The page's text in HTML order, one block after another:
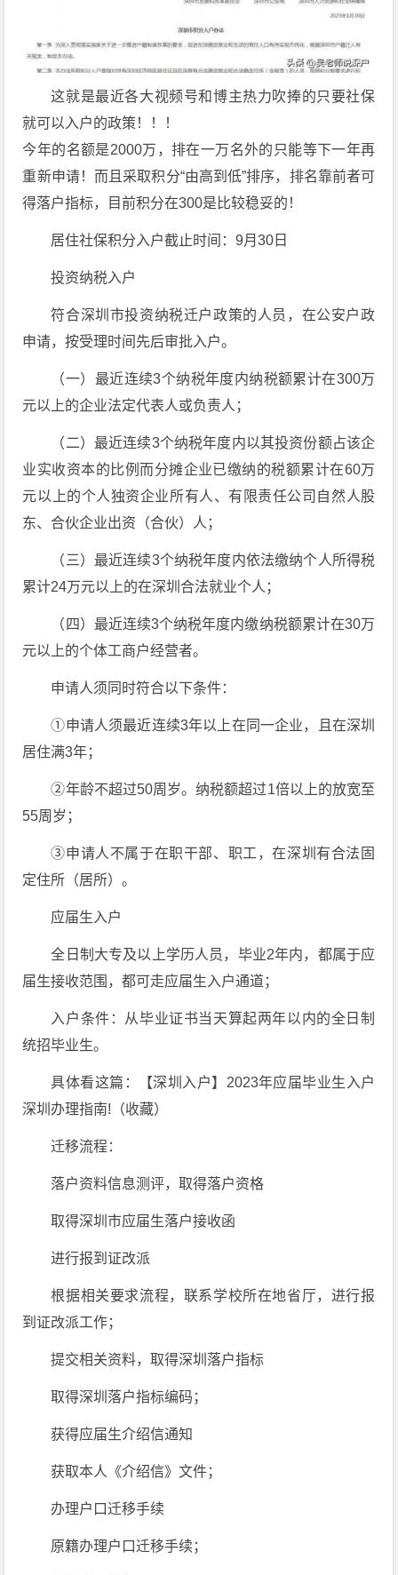
这就是最近各大视频号和博主热力吹捧的只要社保
就可以入户的政策！！！
今年的名额是2000万，排在一万名外的只能等下一年再
重新申请！而且采取积分“由高到低”排序，排名靠前者可
得落户指标，目前积分在300是比较稳妥的！
居住社保积分入户截止时间：9月30日
投资纳税入户
符合深圳市投资纳税迁户政策的人员，在公安户政
申请，按受理时间先后审批入户。
（一）最近连续3个纳税年度内纳税额累计在300万
元以上的企业法定代表人或负责人；
（二）最近连续3个纳税年度内以其投资份额占该企
业实收资本的比例而分摊企业已缴纳的税额累计在60万
元以上的个人独资企业所有人、有限责任公司自然人股
东、合伙企业出资（合伙）人；
（三）最近连续3个纳税年度内依法缴纳个人所得税
累计24万元以上的在深圳合法就业个人；
（四）最近连续3个纳税年度内缴纳税额累计在30万
元以上的个体工商户经营者。
申请人须同时符合以下条件：
①申请人须最近连续3年以上在同一企业，且在深圳
居住满3年；
②年龄不超过50周岁。纳税额超过1倍以上的放宽至
55周岁；
③申请人不属于在职干部、职工，在深圳有合法固
定住所（居所）。
应届生入户
全日制大专及以上学历人员，毕业2年内，都属于应
届生接收范围，都可走应届生入户通道；
入户条件：从毕业证书当天算起两年以内的全日制
统招毕业生。
具体看这篇：【深圳入户】2023年应届毕业生入户
深圳办理指南!（收藏）
迁移流程：
落户资料信息测评，取得落户资格
取得深圳市应届生落户接收函
进行报到证改派
根据相关要求流程，联系学校所在地省厅，进行报
到证改派工作；
提交相关资料，取得深圳落户指标
取得深圳落户指标编码；
获得应届生介绍信通知
获取本人《介绍信》文件；
办理户口迁移手续
原籍办理户口迁移手续；